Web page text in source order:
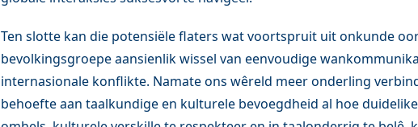
Ten slotte kan die potensiële flaters wat voortspruit uit onkunde
bevolkingsgroepe aansienlik wissel van eenvoudige
internasionale konflikte. Namate ons wêreld meer onderling
behoefte aan taalkundige en kulturele bevoegdheid al hoe